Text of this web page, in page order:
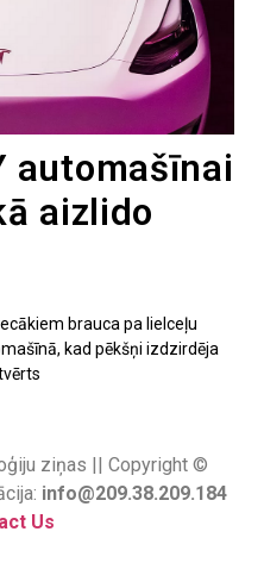
automašīnai
aizlido
brauca pa lielceļu
kad pēkšņi izdzirdēja
ziņas || Copyright ©
info@209.38.209.184
Us